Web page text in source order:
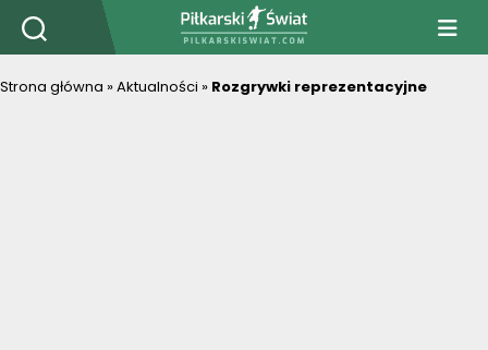
PiłkarskiSwiat.com
Strona główna »Aktualności » Rozgrywki reprezentacyjne